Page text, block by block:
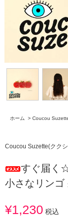
ホーム > Coucou
Coucou Suzette(クク
すぐ届く
小さなリンゴ
¥1,230 税込